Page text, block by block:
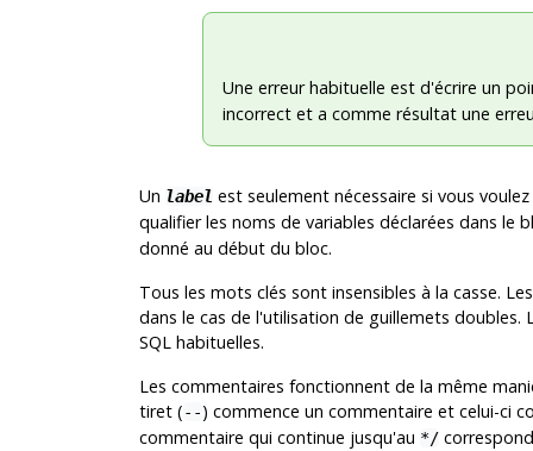
Une erreur habituelle est d'écrire un
incorrect et a comme résultat une
Un label est seulement nécessaire si vous
qualifier les noms de variables déclarées dans le
donné au début du bloc.
Tous les mots clés sont insensibles à la casse.
dans le cas de l'utilisation de guillemets
SQL habituelles.
Les commentaires fonctionnent de la même
tiret (--) commence un commentaire et celui-ci
commentaire qui continue jusqu'au */